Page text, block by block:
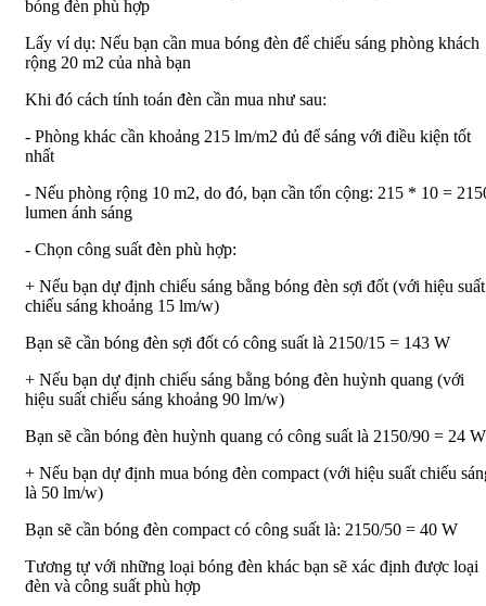
bóng đèn phù hợp
Lấy ví dụ: Nếu bạn cần mua bóng đèn để chiếu sáng phòng khách
rộng 20 m2 của nhà bạn
Khi đó cách tính toán đèn cần mua như sau:
- Phòng khác cần khoảng 215 lm/m2 đủ để sáng với điều kiện tốt
nhất
- Nếu phòng rộng 10 m2, do đó, bạn cần tổn cộng: 215 * 10 =
lumen ánh sáng
- Chọn công suất đèn phù hợp:
+ Nếu bạn dự định chiếu sáng bằng bóng đèn sợi đốt (với hiệu suất
chiếu sáng khoảng 15 lm/w)
Bạn sẽ cần bóng đèn sợi đốt có công suất là 2150/15 = 143 W
+ Nếu bạn dự định chiếu sáng bằng bóng đèn huỳnh quang (với
hiệu suất chiếu sáng khoảng 90 lm/w)
Bạn sẽ cần bóng đèn huỳnh quang có công suất là 2150/90 = 24 W
+ Nếu bạn dự định mua bóng đèn compact (với hiệu suất chiếu
là 50 lm/w)
Bạn sẽ cần bóng đèn compact có công suất là: 2150/50 = 40 W
Tương tự với những loại bóng đèn khác bạn sẽ xác định được loại
đèn và công suất phù hợp